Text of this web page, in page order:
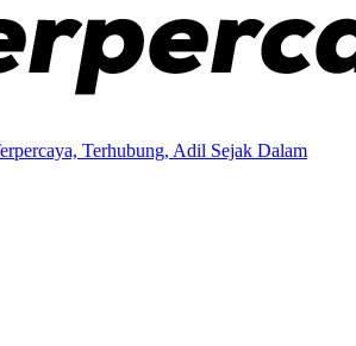
Terhubung, Adil Sejak Dalam